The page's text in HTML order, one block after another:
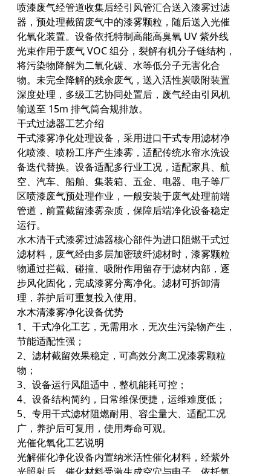
喷漆废气经管道收集后经引风管汇合送入漆雾过滤
器，预处理截留废气中的漆雾颗粒，随后送入光催
化氧化装置。设备依托特制高能高臭氧 UV 紫外线
光束作用于废气 VOC 组分，裂解有机分子链结构，
将污染物降解为二氧化碳、水等低分子无害化合
物。未完全降解的残余废气，送入活性炭吸附装置
深度处理，多级工艺协同处置后，废气经由引风机
输送至 15m 排气筒合规排放。
干式过滤器工艺介绍
干式漆雾净化处理设备，采用进口干式专用滤材净
化喷漆、喷粉工序产生漆雾，适配传统水帘水洗设
备迭代替换。设备适配多行业工况，适配家具、航
空、汽车、船舶、集装箱、五金、电器、电子等厂
区喷漆废气预处理作业，一般安装于废气处理前端
管道，前置截留漆雾杂质，保障后端净化设备稳定
运行。
水木清干式漆雾过滤器核心部件为进口阻燃干式过
滤材料，废气经由多层加密玻纤滤材时，漆雾颗粒
物通过拦截、碰撞、吸附作用留存于滤材内部，逐
步风化固化，完成漆雾分离净化。滤材可拆卸清
理，养护后可重复投入使用。
水木清漆雾净化设备优势
1、干式净化工艺，无需用水，无次生污染物产生，
节能适配性强；
2、滤材截留效果稳定，可高效分离工况漆雾颗粒
物；
3、设备运行风阻适中，整机能耗可控；
4、设备结构简约，日常维保便捷，运维难度低；
5、专用干式滤材阻燃耐用、容尘量大、适配工况
广，养护后可复用，使用寿命可观。
光催化氧化工艺说明
光解催化净化设备内置纳米活性催化材料，经紫外